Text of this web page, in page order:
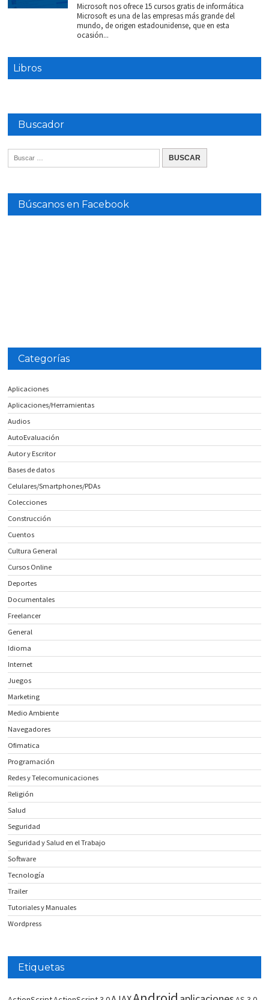
Microsoft nos ofrece 15 cursos gratis de informática
Microsoft es una de las empresas más grande del
mundo, de origen estadounidense, que en esta
ocasión...
Libros
Buscador
Búscanos en Facebook
Categorías
Aplicaciones
Aplicaciones/Herramientas
Audios
AutoEvaluación
Autor y Escritor
Bases de datos
Celulares/Smartphones/PDAs
Colecciones
Construcción
Cuentos
Cultura General
Cursos Online
Deportes
Documentales
Freelancer
General
Idioma
Internet
Juegos
Marketing
Medio Ambiente
Navegadores
Ofimatica
Programación
Redes y Telecomunicaciones
Religión
Salud
Seguridad
Seguridad y Salud en el Trabajo
Software
Tecnología
Trailer
Tutoriales y Manuales
Wordpress
Etiquetas